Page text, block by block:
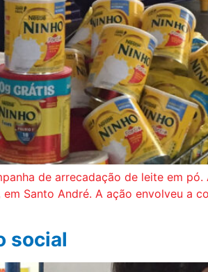
de arrecadação de leite em
Santo André. A ação envolveu a
social